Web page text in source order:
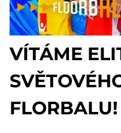
VÍTÁME
FLORBALU!